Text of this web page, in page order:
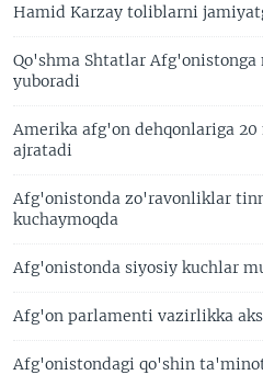
Hamid Karzay toliblarni
Qo'shma Shtatlar
yuboradi
Amerika afg'on dehqonlariga
ajratadi
Afg'onistonda zo'ravonliklar
kuchaymoqda
Afg'onistonda siyosiy kuchlar
Afg'on parlamenti vazirlikka
Afg'onistondagi qo'shin